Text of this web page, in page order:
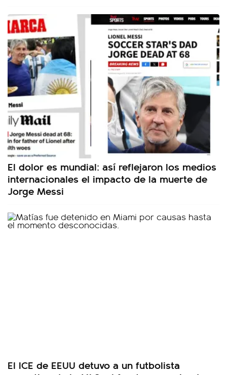
El dolor es mundial: así reflejaron los medios
internacionales el impacto de la muerte de
Jorge Messi
El ICE de EEUU detuvo a un futbolista